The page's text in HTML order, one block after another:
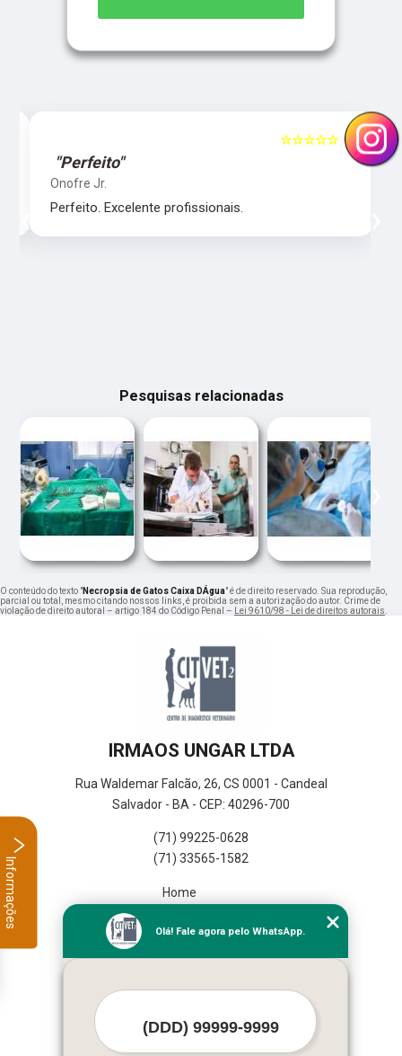
5
☆☆☆☆☆
"Perfeito"
Onofre Jr.
Perfeito. Excelente profissionais.
‹
Pesquisas relacionadas
‹ ›
O conteúdo do texto "Necropsia de Gatos Caixa DÁgua" é de direito reservado. Sua reprodução,
parcial ou total, mesmo citando nossos links, é proibida sem a autorização do autor. Crime de
violação de direito autoral – artigo 184 do Código Penal – Lei 9610/98 - Lei de direitos autorais.
IRMAOS UNGAR LTDA
Rua Waldemar Falcão, 26, CS 0001 - Candeal
Salvador - BA - CEP: 40296-700
(71) 99225-0628
(71) 33565-1582
Home
Missão
Serviços
Olá! Fale agora pelo WhatsApp.
Informações